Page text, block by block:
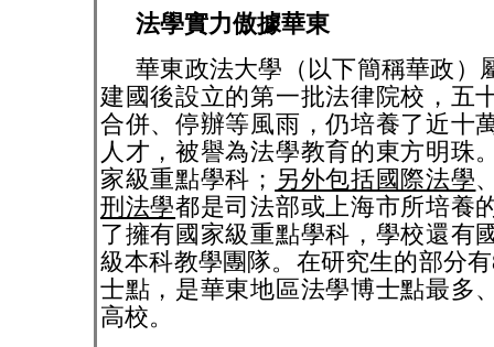
法學實力傲據華東
華東政法大學（以下簡稱華政）
建國後設立的第一批法律院校，五
合併、停辦等風雨，仍培養了近十
人才，被譽為法學教育的東方明珠
家級重點學科； 另外包括國際法學
刑法學都是司法部或上海市所培養
了擁有國家級重點學科，學校還有
級本科教學團隊。在研究生的部分有
士點，是華東地區法學博士點最多
高校。